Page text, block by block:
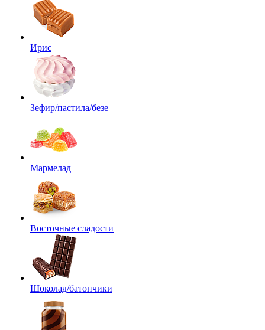
Ирис
Зефир/пастила/безе
Мармелад
Восточные сладости
Шоколад/батончики